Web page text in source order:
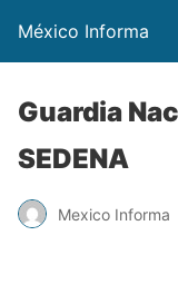
México Informa
Guardia
SEDENA
Mexico Informa